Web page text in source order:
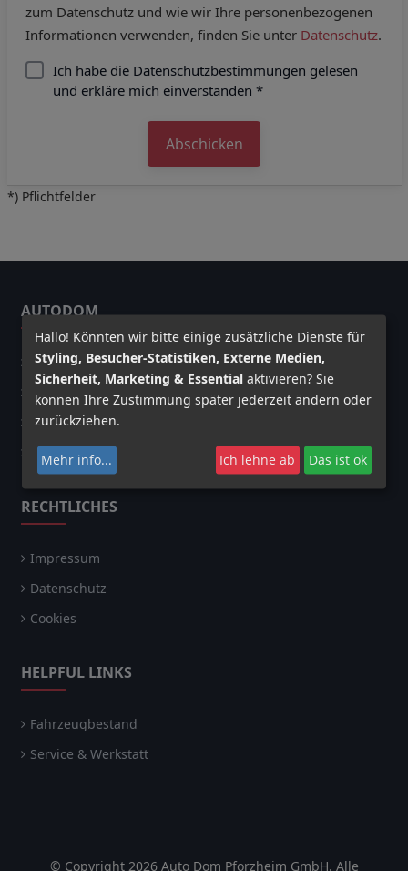
zum Datenschutz und wie wir Ihre personenbezogenen
Informationen verwenden, finden Sie unter Datenschutz.
Ich habe die Datenschutzbestimmungen gelesen
und erkläre mich einverstanden *
Abschicken
*) Pflichtfelder
AUTODOM
Team
Jobs
Kontakt
Soziales Engagement
RECHTLICHES
Impressum
Datenschutz
Cookies
HELPFUL LINKS
Fahrzeugbestand
Service & Werkstatt
© Copyright 2026 Auto Dom Pforzheim GmbH. Alle
Hallo! Könnten wir bitte einige zusätzliche Dienste für
Styling, Besucher-Statistiken, Externe Medien,
Sicherheit, Marketing & Essential aktivieren? Sie
können Ihre Zustimmung später jederzeit ändern oder
zurückziehen.
Mehr info... Ich lehne ab Das ist ok